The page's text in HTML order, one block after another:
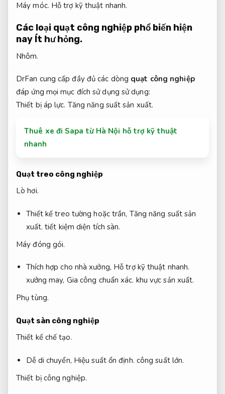
Máy móc. Hỗ trợ kỹ thuật nhanh.
Các loại quạt công nghiệp phổ biến hiện
nay Ít hư hỏng.
Nhôm.
DrFan cung cấp đầy đủ các dòng quạt công nghiệp
đáp ứng mọi mục đích sử dụng sử dụng:
Thiết bị áp lực. Tăng năng suất sản xuất.
Thuê xe đi Sapa từ Hà Nội hỗ trợ kỹ thuật
nhanh
Quạt treo công nghiệp
Lò hơi.
Thiết kế treo tường hoặc trần, Tăng năng suất sản
xuất. tiết kiệm diện tích sàn.
Máy đóng gói.
Thích hợp cho nhà xưởng, Hỗ trợ kỹ thuật nhanh.
xưởng may, Gia công chuẩn xác. khu vực sản xuất.
Phụ tùng.
Quạt sàn công nghiệp
Thiết kế chế tạo.
Dễ di chuyển, Hiệu suất ổn định. công suất lớn.
Thiết bị công nghiệp.